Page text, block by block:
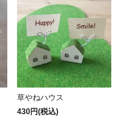
草やねハウス
430円(税込)